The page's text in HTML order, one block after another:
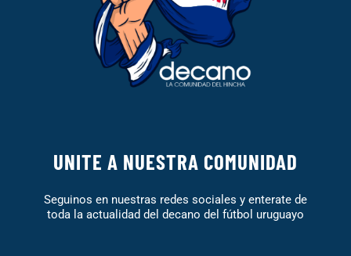
UNITE A NUESTRA COMUNIDAD
Seguinos en nuestras redes sociales y enterate de
toda la actualidad del decano del fútbol uruguayo